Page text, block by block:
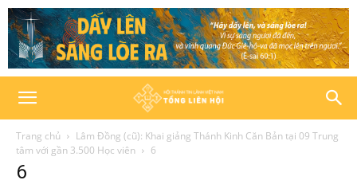
Trang chủ
Lâm Đồng (cũ): Khai giảng Thánh Kinh Căn Bản tại 09 Trung
tâm với gần 3.500 Học viên
6
6